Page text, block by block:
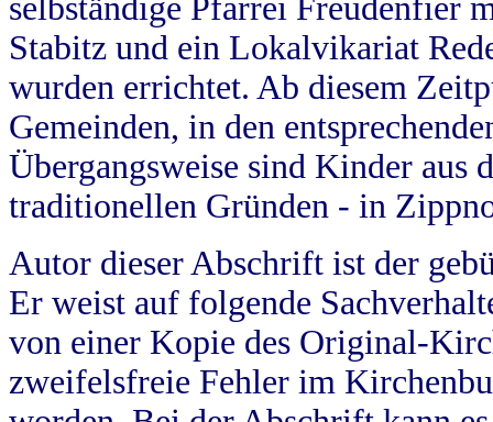
selbständige Pfarrei Freudenfier
Stabitz und ein Lokalvikariat
wurden errichtet. Ab diesem
Gemeinden, in den
Übergangsweise sind Kinder aus
traditionellen Gründen - in
Autor dieser Abschrift ist der
Er weist auf folgende
von einer Kopie des Original-
zweifelsfreie Fehler im